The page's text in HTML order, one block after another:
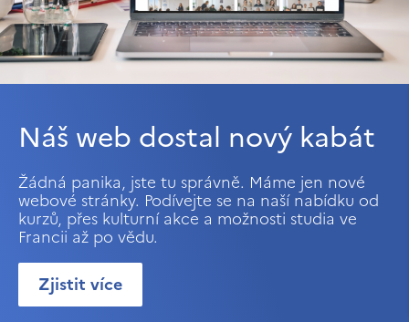
Náš web dostal nový kabát
Žádná panika, jste tu správně. Máme jen nové
webové stránky. Podívejte se na naší nabídku od
kurzů, přes kulturní akce a možnosti studia ve
Francii až po vědu.
Zjistit více